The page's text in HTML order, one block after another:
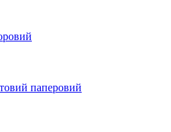
паперовий